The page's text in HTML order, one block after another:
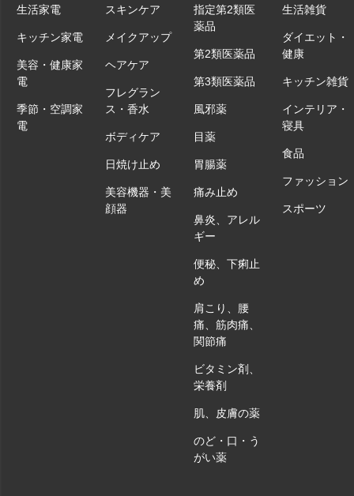
生活家電
キッチン家電
美容・健康家
電
季節・空調家
電
スキンケア
メイクアップ
ヘアケア
フレグラン
ス・香水
ボディケア
日焼け止め
美容機器・美
顔器
指定第2類医
薬品
第2類医薬品
第3類医薬品
風邪薬
目薬
胃腸薬
痛み止め
鼻炎、アレル
ギー
便秘、下痢止
め
肩こり、腰
痛、筋肉痛、
関節痛
ビタミン剤、
栄養剤
肌、皮膚の薬
のど・口・う
がい薬
生活雑貨
ダイエット・
健康
キッチン雑貨
インテリア・
寝具
食品
ファッション
スポーツ